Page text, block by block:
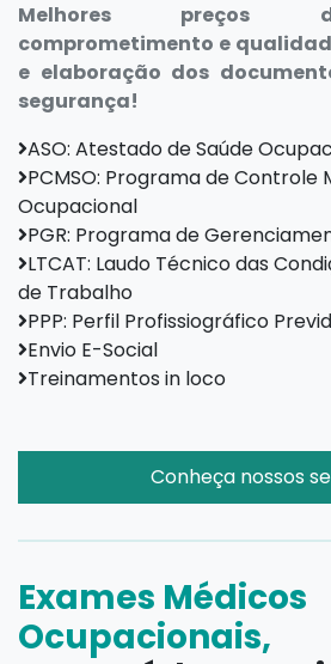
Melhores preços
comprometimento e
e elaboração dos
segurança!
ASO: Atestado de Saúde
PCMSO: Programa de Controle
Ocupacional
PGR: Programa de
LTCAT: Laudo Técnico das
de Trabalho
PPP: Perfil Profissiográfico
Envio E-Social
Treinamentos in loco
Conheça nossos
Exames Médicos
Ocupacionais,